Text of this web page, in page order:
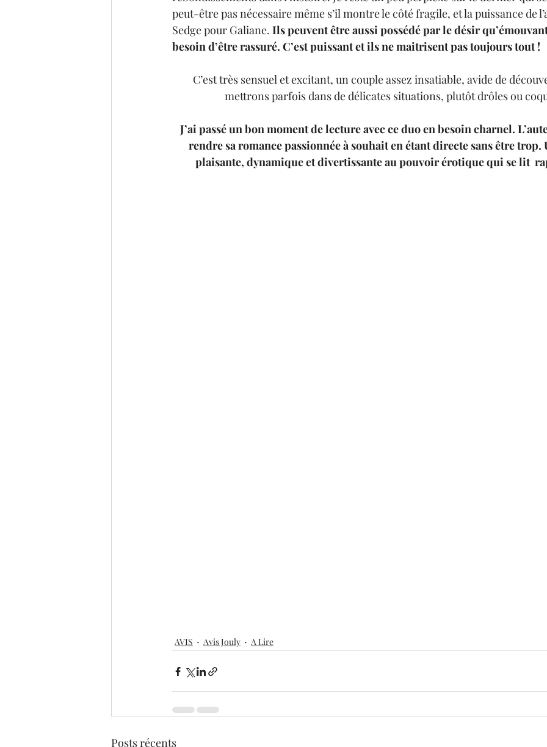
peut-être pas nécessaire même s’il montre le côté fragile, et la puissance de
Sedge pour Galiane. Ils peuvent être aussi possédé par le désir
besoin d’être rassuré. C’est puissant et ils ne maitrisent pas toujours tout !
C’est très sensuel et excitant, un couple assez insatiable, avide de
mettrons parfois dans de délicates situations, plutôt drôles ou
J’ai passé un bon moment de lecture avec ce duo en besoin charnel.
rendre sa romance passionnée à souhait en étant directe sans être trop.
plaisante, dynamique et divertissante au pouvoir érotique qui se lit
AVIS Avis Jouly A Lire
Posts récents